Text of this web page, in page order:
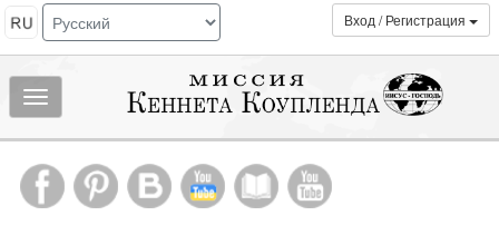
Вход / Регистрация
Показать/
скрыть
МЕНЮ